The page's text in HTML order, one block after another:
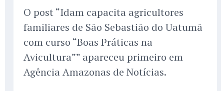
O post “Idam capacita agricultores
familiares de São Sebastião do Uatumã
com curso “Boas Práticas na
Avicultura”” apareceu primeiro em
Agência Amazonas de Notícias.